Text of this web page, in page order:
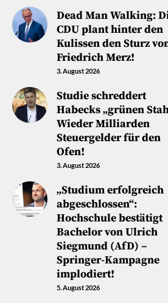
Dead Man Walking:
CDU plant hinter den
Kulissen den Sturz
Friedrich Merz!
3. August 2026
Studie schreddert
Habecks „grünen
Wieder Milliarden
Steuergelder für den
Ofen!
3. August 2026
„Studium erfolgreich
abgeschlossen“:
Hochschule bestätigt
Bachelor von Ulrich
Siegmund (AfD) –
Springer-Kampagne
implodiert!
5. August 2026